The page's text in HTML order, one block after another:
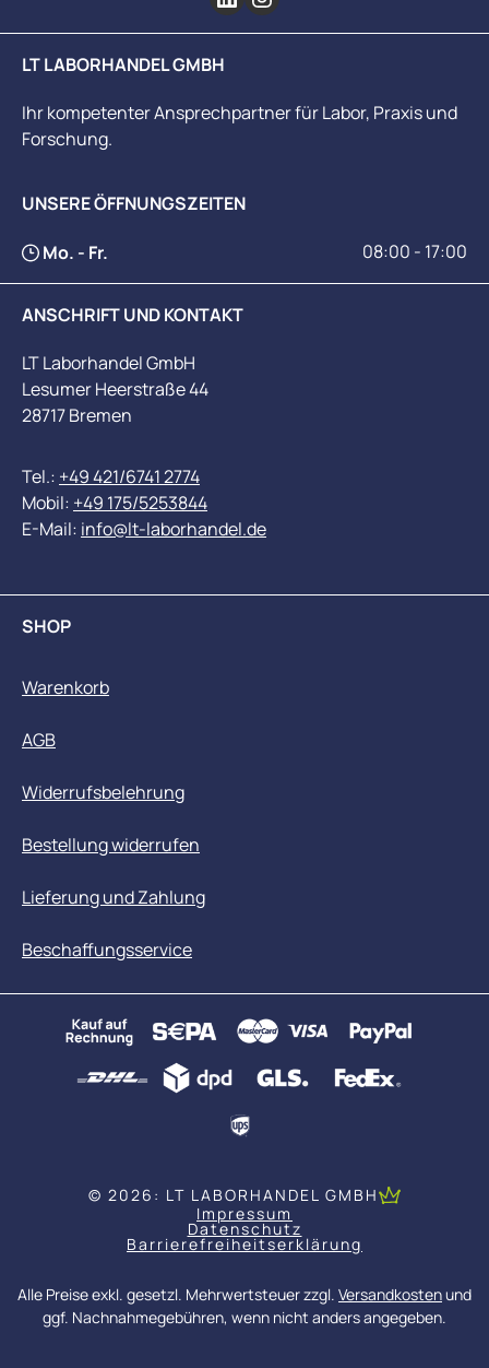
LT LABORHANDEL GMBH
Ihr kompetenter Ansprechpartner für Labor, Praxis und
Forschung.
UNSERE ÖFFNUNGSZEITEN
Mo. - Fr. 08:00 - 17:00
ANSCHRIFT UND KONTAKT
LT Laborhandel GmbH
Lesumer Heerstraße 44
28717 Bremen
Tel.: +49 421/6741 2774
Mobil: +49 175/5253844
E-Mail: info@lt-laborhandel.de
SHOP
Warenkorb
AGB
Widerrufsbelehrung
Bestellung widerrufen
Lieferung und Zahlung
Beschaffungsservice
© 2026: LT LABORHANDEL GMBH
Impressum
Datenschutz
Barrierefreiheitserklärung
Alle Preise exkl. gesetzl. Mehrwertsteuer zzgl. Versandkostenund
ggf. Nachnahmegebühren, wenn nicht anders angegeben.